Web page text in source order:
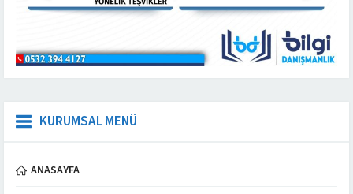
KURUMSAL MENÜ
ANASAYFA